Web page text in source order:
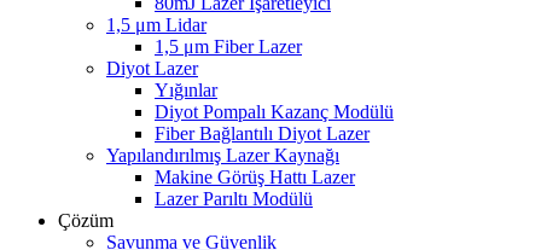
1,5 μm Lidar
1,5 μm Fiber Lazer
Diyot Lazer
Yığınlar
Diyot Pompalı Kazanç Modülü
Fiber Bağlantılı Diyot Lazer
Yapılandırılmış Lazer Kaynağı
Makine Görüş Hattı Lazer
Lazer Parıltı Modülü
Çözüm
Savunma ve Güvenlik